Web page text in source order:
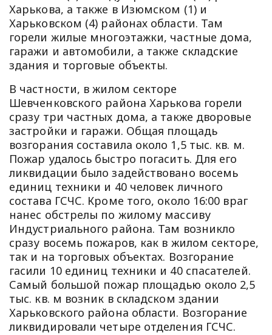
Харькова, а также в Изюмском (1) и
Харьковском (4) районах области. Там
горели жилые многоэтажки, частные дома,
гаражи и автомобили, а также складские
здания и торговые объекты.
В частности, в жилом секторе
Шевченковского района Харькова горели
сразу три частных дома, а также дворовые
застройки и гаражи. Общая площадь
возгорания составила около 1,5 тыс. кв. м.
Пожар удалось быстро погасить. Для его
ликвидации было задействовано восемь
единиц техники и 40 человек личного
состава ГСЧС. Кроме того, около 16:00 враг
нанес обстрелы по жилому массиву
Индустриального района. Там возникло
сразу восемь пожаров, как в жилом секторе,
так и на торговых объектах. Возгорание
гасили 10 единиц техники и 40 спасателей.
Самый большой пожар площадью около 2,5
тыс. кв. м возник в складском здании
Харьковского района области. Возгорание
ликвидировали четыре отделения ГСЧС.